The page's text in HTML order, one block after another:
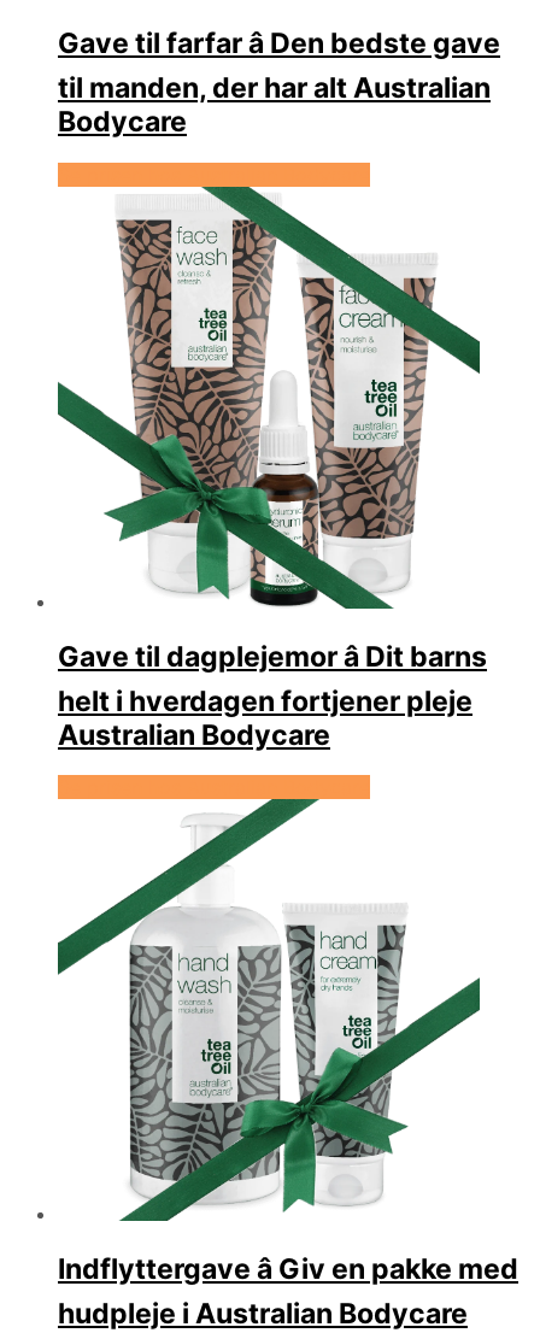
Gave til farfar â Den bedste gave
til manden, der har alt Australian
Bodycare
Gave til dagplejemor â Dit barns
helt i hverdagen fortjener pleje
Australian Bodycare
Indflyttergave â Giv en pakke med
hudpleje i Australian Bodycare